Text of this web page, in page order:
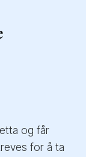
og får
for å ta